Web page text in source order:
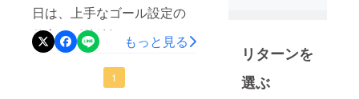
日は、上手なゴール設定の
仕方の《後編》です。（前
編を未読の方は木曜日の投
稿へGo!）前編では、1. 目標
もっと見る
1
を学べる語
学スクール
で、８言語
リターンを
選ぶ